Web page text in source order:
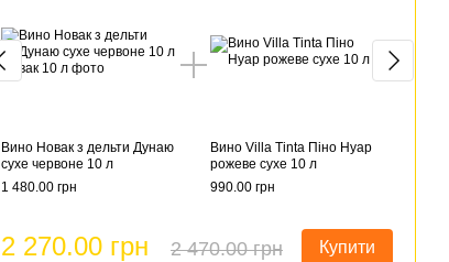
Вино Новак з дельти Дунаю
сухе червоне 10 л
1 480.00 грн
Вино Villa Tinta Піно Нуар
рожеве сухе 10 л
990.00 грн
2 270.00 грн 2 470.00 грн Купити